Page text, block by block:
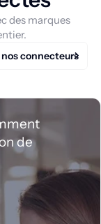
des marques
connecteurs
de